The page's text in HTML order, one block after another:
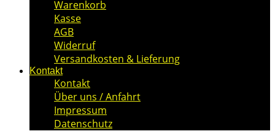
Warenkorb
Kasse
AGB
Widerruf
Versandkosten & Lieferung
Kontakt
Kontakt
Über uns / Anfahrt
Impressum
Datenschutz